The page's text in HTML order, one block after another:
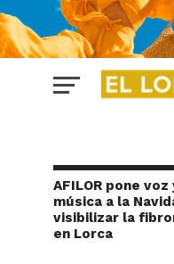
AFILOR pone voz
música a la
visibilizar la
en Lorca